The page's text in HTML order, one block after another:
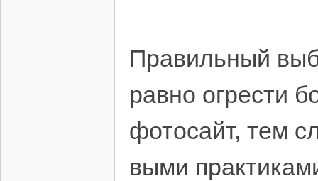
Правильный
равно огрести
фотосайт, тем
выми